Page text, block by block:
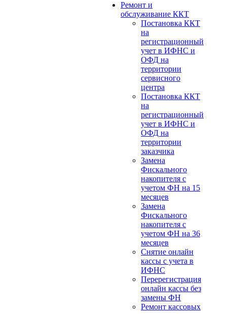
Ремонт и
обслуживание ККТ
Постановка ККТ
на
регистрационный
учет в ИФНС и
ОФД на
территории
сервисного
центра
Постановка ККТ
на
регистрационный
учет в ИФНС и
ОФД на
территории
заказчика
Замена
Фискального
накопителя с
учетом ФН на 15
месяцев
Замена
Фискального
накопителя с
учетом ФН на 36
месяцев
Снятие онлайн
кассы с учета в
ИФНС
Перерегистрация
онлайн кассы без
замены ФН
Ремонт кассовых